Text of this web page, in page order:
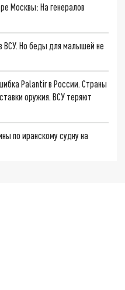
Москвы: На генералов
ВСУ. Но беды для малышей не
Palantir в России. Страны
оружия. ВСУ теряют
по иранскому судну на